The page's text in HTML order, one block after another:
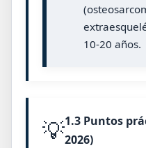
10-20 años.
💡1.3 Puntos
2026)